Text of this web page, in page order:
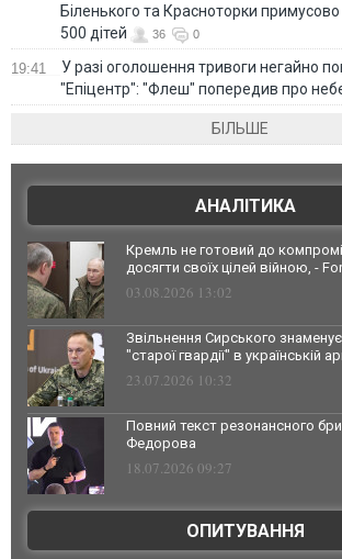
Біленького та Красноторки
500 дітей
36 0
19:41
У разі оголошення тривоги негайно
"Епіцентр": "Флеш" попередив про
БІЛЬШЕ
АНАЛІТИКА
Кремль не готовий до
досягти своїх цілей війною, -
03.08.2026 13:02
Звільнення Сирського знаменує
"старої гвардії" в українській
23.07.2026 10:32
Повний текст резонансного
Федорова
18.07.2026 09:27
ОПИТУВАННЯ